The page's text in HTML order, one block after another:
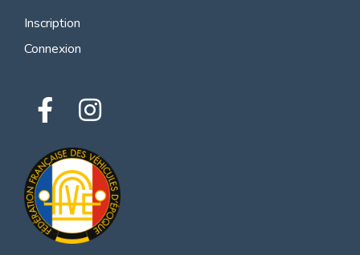
Inscription
Connexion